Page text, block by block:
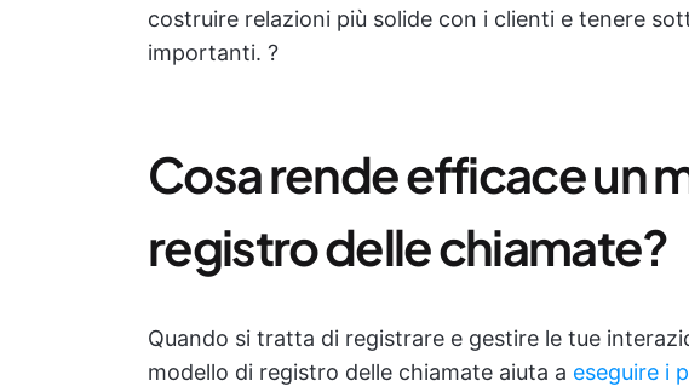
costruire relazioni più solide con i clienti e tenere
importanti. ?
Cosa rende efficace un
registro delle chiamate?
Quando si tratta di registrare e gestire le tue
modello di registro delle chiamate aiuta a eseguire i